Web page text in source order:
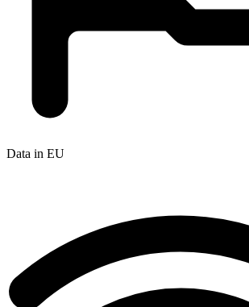
Data in EU